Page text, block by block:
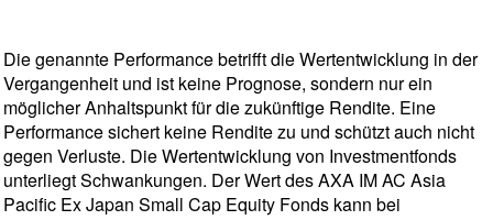
Die genannte Performance betrifft die Wertentwicklung in der
Vergangenheit und ist keine Prognose, sondern nur ein
möglicher Anhaltspunkt für die zukünftige Rendite. Eine
Performance sichert keine Rendite zu und schützt auch nicht
gegen Verluste. Die Wertentwicklung von Investmentfonds
unterliegt Schwankungen. Der Wert des AXA IM AC Asia
Pacific Ex Japan Small Cap Equity Fonds kann bei